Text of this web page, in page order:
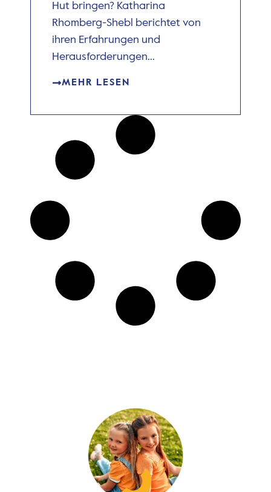
Hut bringen? Katharina
Rhomberg-Shebl berichtet von
ihren Erfahrungen und
Herausforderungen...
MEHR LESEN